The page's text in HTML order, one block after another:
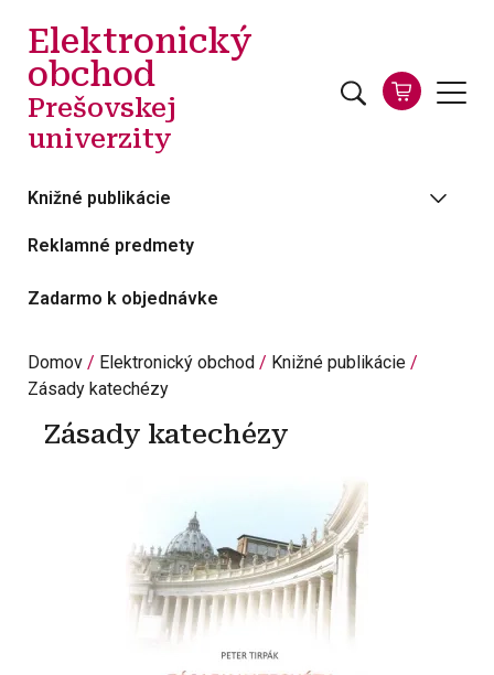
Elektronický
obchod
Prešovskej
univerzity
Knižné publikácie
Reklamné predmety
Zadarmo k objednávke
Domov Elektronický obchod
Knižné publikácie
Zásady katechézy
Zásady katechézy